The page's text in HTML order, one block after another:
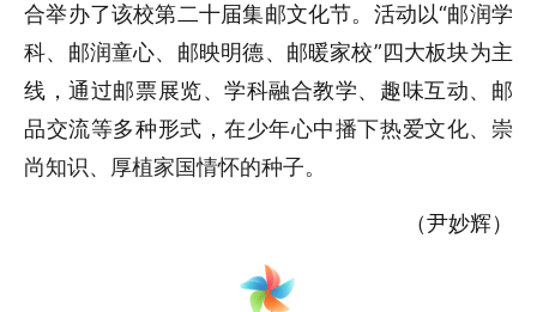
合举办了该校第二十届集邮文化节。活动以“邮润学
科、邮润童心、邮映明德、邮暖家校”四大板块为主
线，通过邮票展览、学科融合教学、趣味互动、邮
品交流等多种形式，在少年心中播下热爱文化、崇
尚知识、厚植家国情怀的种子。
（尹妙辉）